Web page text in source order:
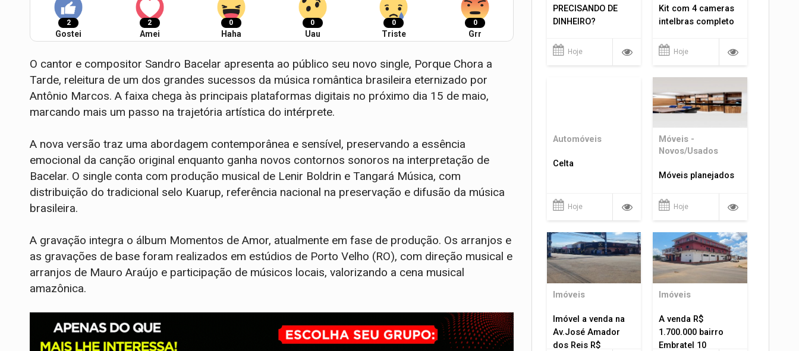
2
Gostei
2
Amei
0
Haha
0
Uau
0
Triste
0
Grr
O cantor e compositor Sandro Bacelar apresenta ao público seu novo single, Porque Chora a
Tarde, releitura de um dos grandes sucessos da música romântica brasileira eternizado por
Antônio Marcos. A faixa chega às principais plataformas digitais no próximo dia 15 de maio,
marcando mais um passo na trajetória artística do intérprete.
A nova versão traz uma abordagem contemporânea e sensível, preservando a essência
emocional da canção original enquanto ganha novos contornos sonoros na interpretação de
Bacelar. O single conta com produção musical de Lenir Boldrin e Tangará Música, com
distribuição do tradicional selo Kuarup, referência nacional na preservação e difusão da música
brasileira.
A gravação integra o álbum Momentos de Amor, atualmente em fase de produção. Os arranjos e
as gravações de base foram realizados em estúdios de Porto Velho (RO), com direção musical e
arranjos de Mauro Araújo e participação de músicos locais, valorizando a cena musical
amazônica.
PRECISANDO DE
DINHEIRO?
Hoje
Kit com 4 cameras
intelbras completo
Hoje
Automóveis
Celta
Hoje
Móveis -
Novos/Usados
Móveis planejados
Hoje
Imóveis
Imóvel a venda na
Av.José Amador
dos Reis R$
Imóveis
A venda R$
1.700.000 bairro
Embratel 10